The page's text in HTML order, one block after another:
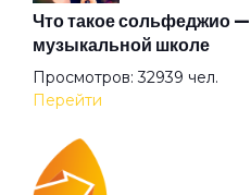
Мальчик с одуванчиками
Мамина пластинка
Марья
Что такое сольфеджио
музыкальной школе
Просмотров: 32939 чел.
Перейти